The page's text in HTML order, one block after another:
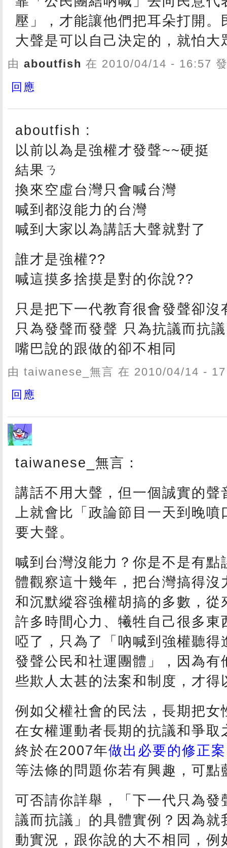
壓」，才能讓他們把耳朵打開。
大聲是可以自己決定的，就怕大
由 aboutfish 在 2010/04/14 - 16:57
回應
aboutfish :
以前以為是強權才發聲~~硬挺
結果ㄋ
換來空虛台灣只會喊台灣
喊到都沒能力的台灣
喊到大家以為講話大聲就對了
誰才是強權??
喊這摸多捨摸是對的你說??
只是把下一代教育很會發聲卻
只為發聲而發聲 只為抗議而抗議
嘴巴說的跟做的卻不相同
由 taiwanese_無言 在 2010/04/14 -
回應
taiwanese_無言：
講話不用大聲，但一個誠實的聲
上就會比「政論節目一天到晚
要大聲。
喊到台灣沒能力？你是不是有點
體觀察這十幾年，把台灣搞得沒
和沉默縱容強權胡搞的多數，從
許多時間心力、犧牲自己很多東
啞了，只為了「吶喊到強權聽得
發聲公民和社運團體」，因為有
些欺人太甚的法案和制度，才得
例如父權社會的民法，長期把女
在女權運動者長期的抗議和爭取
終於在2007年做出必要的修正案
等法條的問題你若有興趣，可點
可否請你詳舉，「下一代只為發
議而抗議」的具體實例？因為就
動實況，跟你說的大不相同，例